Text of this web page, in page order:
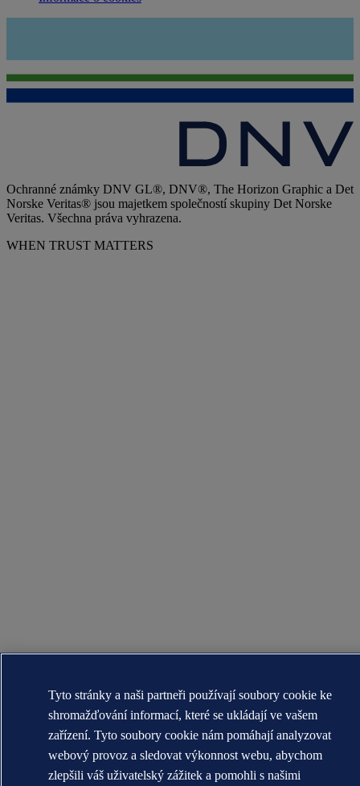
Ochranné známky DNV GL®, DNV®, The Horizon Graphic a Det
Norske Veritas® jsou majetkem společností skupiny Det Norske
Veritas. Všechna práva vyhrazena.
WHEN TRUST MATTERS
Tyto stránky a naši partneři používají soubory cookie ke
shromažďování informací, které se ukládají ve vašem
zařízení. Tyto soubory cookie nám pomáhají analyzovat
webový provoz a sledovat výkonnost webu, abychom
zlepšili váš uživatelský zážitek a pomohli s našimi